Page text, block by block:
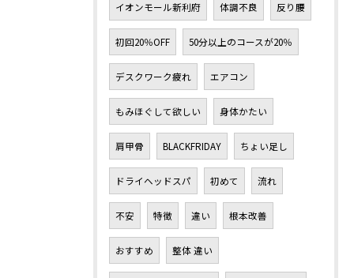
イオンモール新利府 体調不良 反り腰
初回20％OFF 50分以上のコースが20％
デスクワーク疲れ エアコン
もみほぐして欲しい 身体かたい
肩甲骨 BLACKFRIDAY ちょい足し
ドライヘッドスパ 初めて 流れ
不安 特徴 違い 根本改善
おすすめ 整体 違い